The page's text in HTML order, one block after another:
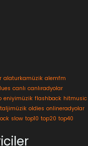
alaturkamüzik alemfm
canlı canlıradyolar
eniyimüzik flashback hitmusic
oldies onlineradyolar
slow top10 top20 top40